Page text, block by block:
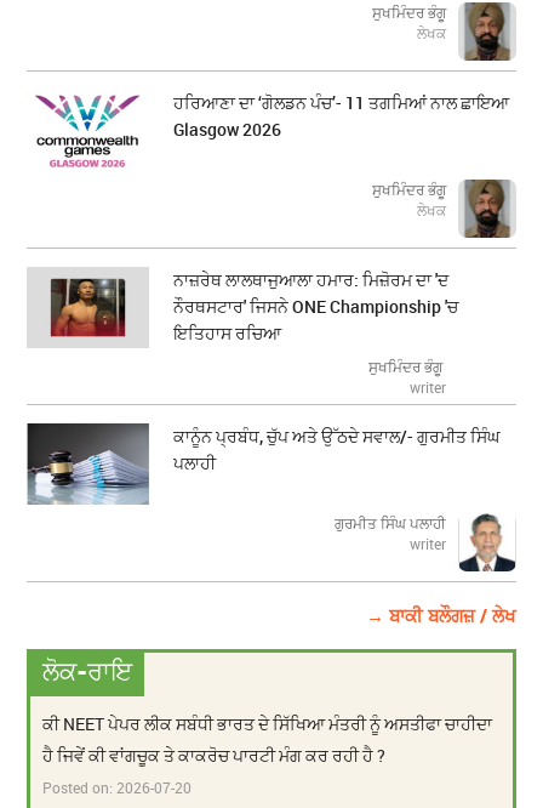
ਸੁਖਮਿੰਦਰ ਭੰਗੂ
ਲੇਖਕ
ਹਰਿਆਣਾ ਦਾ ‘ਗੋਲਡਨ ਪੰਚ’- 11 ਤਗਮਿਆਂ ਨਾਲ ਛਾਇਆ
Glasgow 2026
ਸੁਖਮਿੰਦਰ ਭੰਗੂ
ਲੇਖਕ
ਨਾਜ਼ਰੇਥ ਲਾਲਥਾਜੁਆਲਾ ਹਮਾਰ: ਮਿਜ਼ੋਰਮ ਦਾ 'ਦ
ਨੌਰਥਸਟਾਰ' ਜਿਸਨੇ ONE Championship 'ਚ
ਇਤਿਹਾਸ ਰਚਿਆ
ਸੁਖਮਿੰਦਰ ਭੰਗੂ
writer
ਕਾਨੂੰਨ ਪ੍ਰਬੰਧ, ਚੁੱਪ ਅਤੇ ਉੱਠਦੇ ਸਵਾਲ/- ਗੁਰਮੀਤ ਸਿੰਘ
ਪਲਾਹੀ
ਗੁਰਮੀਤ ਸਿੰਘ ਪਲਾਹੀ
writer
→ ਬਾਕੀ ਬਲੌਗਜ਼ / ਲੇਖ
ਲੋਕ-ਰਾਇ
ਕੀ NEET ਪੇਪਰ ਲੀਕ ਸਬੰਧੀ ਭਾਰਤ ਦੇ ਸਿੱਖਿਆ ਮੰਤਰੀ ਨੂੰ ਅਸਤੀਫਾ ਚਾਹੀਦਾ
ਹੈ ਜਿਵੇਂ ਕੀ ਵਾਂਗਚੂਕ ਤੇ ਕਾਕਰੋਚ ਪਾਰਟੀ ਮੰਗ ਕਰ ਰਹੀ ਹੈ ?
Posted on:2026-07-20